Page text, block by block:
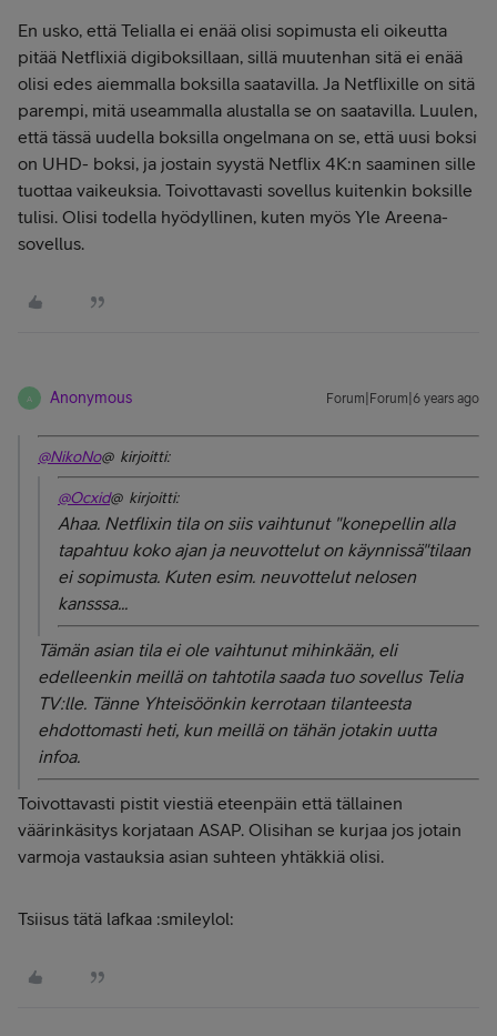
En usko, että Telialla ei enää olisi sopimusta eli oikeutta
pitää Netflixiä digiboksillaan, sillä muutenhan sitä ei enää
olisi edes aiemmalla boksilla saatavilla. Ja Netflixille on sitä
parempi, mitä useammalla alustalla se on saatavilla. Luulen,
että tässä uudella boksilla ongelmana on se, että uusi boksi
on UHD- boksi, ja jostain syystä Netflix 4K:n saaminen sille
tuottaa vaikeuksia. Toivottavasti sovellus kuitenkin boksille
tulisi. Olisi todella hyödyllinen, kuten myös Yle Areena-
sovellus.
A Anonymous Forum|Forum|6 years ago
@NikoNo@ kirjoitti:
@Ocxid@ kirjoitti:
Ahaa. Netflixin tila on siis vaihtunut "konepellin alla
tapahtuu koko ajan ja neuvottelut on käynnissä"tilaan
ei sopimusta. Kuten esim. neuvottelut nelosen
kansssa...
Tämän asian tila ei ole vaihtunut mihinkään, eli
edelleenkin meillä on tahtotila saada tuo sovellus Telia
TV:lle. Tänne Yhteisöönkin kerrotaan tilanteesta
ehdottomasti heti, kun meillä on tähän jotakin uutta
infoa.
Toivottavasti pistit viestiä eteenpäin että tällainen
väärinkäsitys korjataan ASAP. Olisihan se kurjaa jos jotain
varmoja vastauksia asian suhteen yhtäkkiä olisi.
Tsiisus tätä lafkaa :smileylol: